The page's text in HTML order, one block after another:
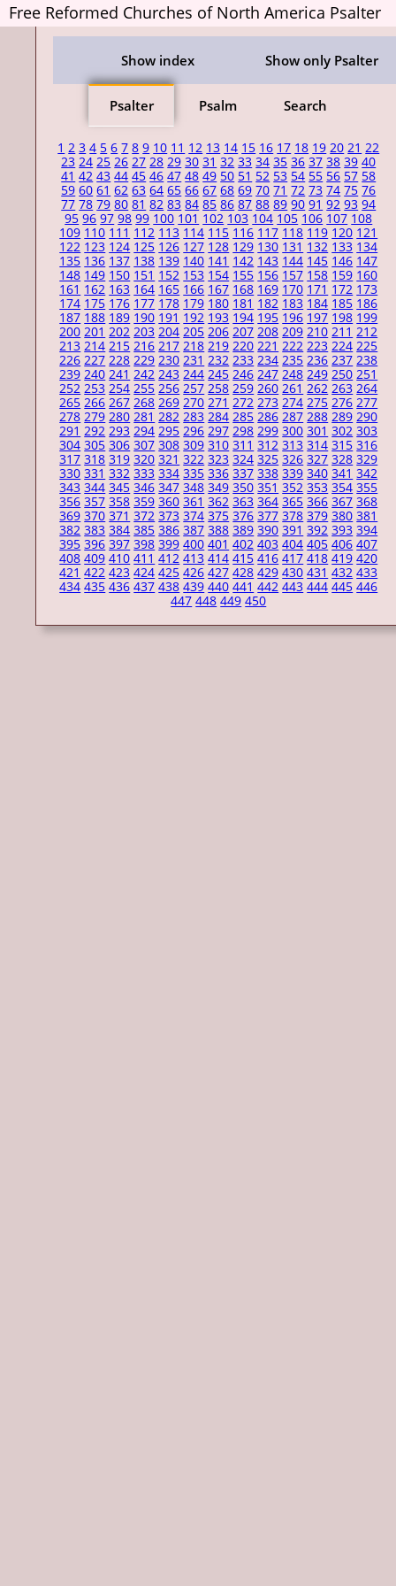
Free Reformed Churches of North America Psalter
Show index Show only Psalter
Psalter Psalm Search
1 2 3 4 5 6 7 8 9 10 11 12 13 14 15 16 17 18 19 20 21 22
23 24 25 26 27 28 29 30 31 32 33 34 35 36 37 38 39 40
41 42 43 44 45 46 47 48 49 50 51 52 53 54 55 56 57 58
59 60 61 62 63 64 65 66 67 68 69 70 71 72 73 74 75 76
77 78 79 80 81 82 83 84 85 86 87 88 89 90 91 92 93 94
95 96 97 98 99 100 101 102 103 104 105 106 107 108
109 110 111 112 113 114 115 116 117 118 119 120 121
122 123 124 125 126 127 128 129 130 131 132 133 134
135 136 137 138 139 140 141 142 143 144 145 146 147
148 149 150 151 152 153 154 155 156 157 158 159 160
161 162 163 164 165 166 167 168 169 170 171 172 173
174 175 176 177 178 179 180 181 182 183 184 185 186
187 188 189 190 191 192 193 194 195 196 197 198 199
200 201 202 203 204 205 206 207 208 209 210 211 212
213 214 215 216 217 218 219 220 221 222 223 224 225
226 227 228 229 230 231 232 233 234 235 236 237 238
239 240 241 242 243 244 245 246 247 248 249 250 251
252 253 254 255 256 257 258 259 260 261 262 263 264
265 266 267 268 269 270 271 272 273 274 275 276 277
278 279 280 281 282 283 284 285 286 287 288 289 290
291 292 293 294 295 296 297 298 299 300 301 302 303
304 305 306 307 308 309 310 311 312 313 314 315 316
317 318 319 320 321 322 323 324 325 326 327 328 329
330 331 332 333 334 335 336 337 338 339 340 341 342
343 344 345 346 347 348 349 350 351 352 353 354 355
356 357 358 359 360 361 362 363 364 365 366 367 368
369 370 371 372 373 374 375 376 377 378 379 380 381
382 383 384 385 386 387 388 389 390 391 392 393 394
395 396 397 398 399 400 401 402 403 404 405 406 407
408 409 410 411 412 413 414 415 416 417 418 419 420
421 422 423 424 425 426 427 428 429 430 431 432 433
434 435 436 437 438 439 440 441 442 443 444 445 446
447 448 449 450